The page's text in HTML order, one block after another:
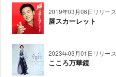
2019年03月06日リリース
唇スカーレット
2023年03月01日リリース
こころ万華鏡